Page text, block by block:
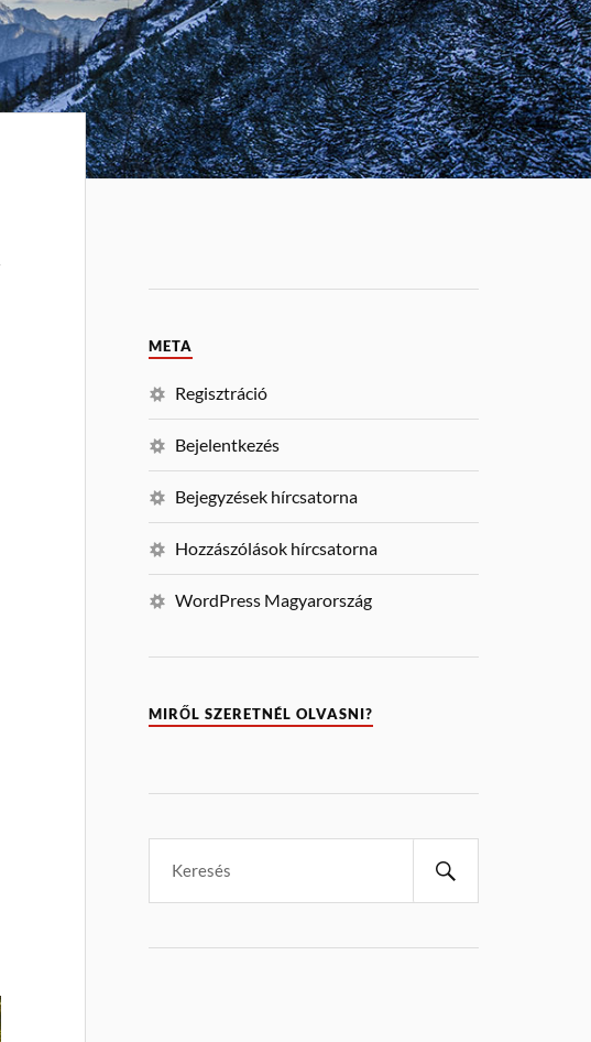
META
Regisztráció
Bejelentkezés
Bejegyzések hírcsatorna
Hozzászólások hírcsatorna
WordPress Magyarország
MIRŐL SZERETNÉL OLVASNI?